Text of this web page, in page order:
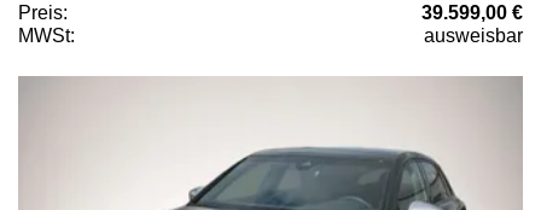
Preis:
39.599,00 €
MWSt:
ausweisbar